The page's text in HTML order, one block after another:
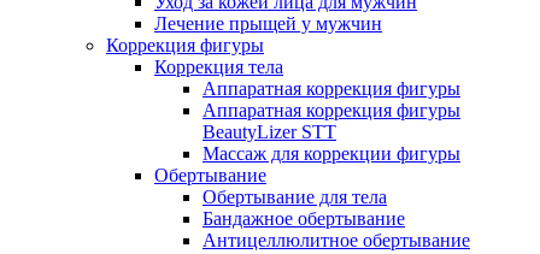
Лечение прыщей у мужчин
Коррекция фигуры
Коррекция тела
Аппаратная коррекция фигуры
Аппаратная коррекция фигуры
BeautyLizer STT
Массаж для коррекции фигуры
Обертывание
Обертывание для тела
Бандажное обертывание
Антицеллюлитное обертывание